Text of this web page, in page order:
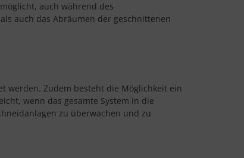
auch während des
auch das Abräumen der geschnittenen
werden. Zudem besteht die Möglichkeit ein
wenn das gesamte System in die
zu überwachen und zu